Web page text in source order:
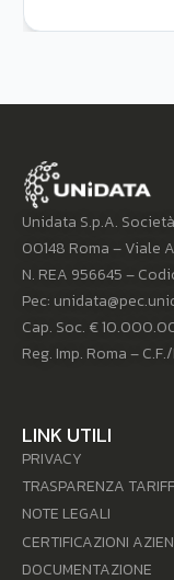
Unidata S.p.A.
00148 Roma – Viale
N. REA 956645 –
Pec:
Cap. Soc. €
Reg. Imp. Roma –
LINK UTILI
PRIVACY
TRASPARENZA
NOTE LEGALI
CERTIFICAZIONI
DOCUMENTAZIONE